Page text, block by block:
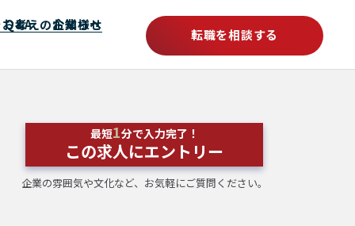
Q&A お知らせ
考えの企業様へ
転職を相談する
最短1分で入力完了！
この求人にエントリー
企業の雰囲気や文化など、お気軽にご質問ください。